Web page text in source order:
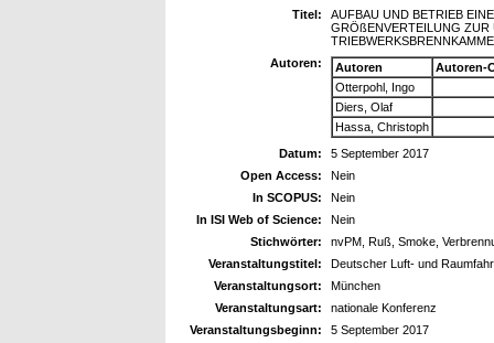
Titel:
AUFBAU UND BETRIEB
GRÖßENVERTEILUNG ZUR
Autoren:
Autoren
Autoren-
Otterpohl, Ingo
Diers, Olaf
Hassa, Christoph
Datum:
5 September 2017
Open Access:
Nein
In SCOPUS:
Nein
In ISI Web of Science:
Nein
Stichwörter:
nvPM, Ruß, Smoke,
Veranstaltungstitel:
Deutscher Luft- und
Veranstaltungsort:
München
Veranstaltungsart:
nationale Konferenz
Veranstaltungsbeginn:
5 September 2017